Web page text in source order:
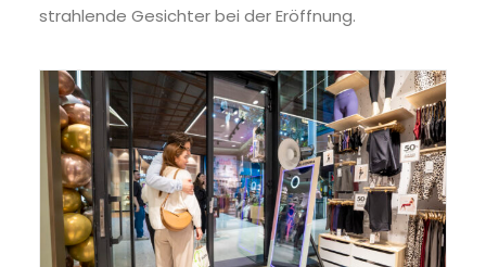
strahlende Gesichter bei der Eröffnung.